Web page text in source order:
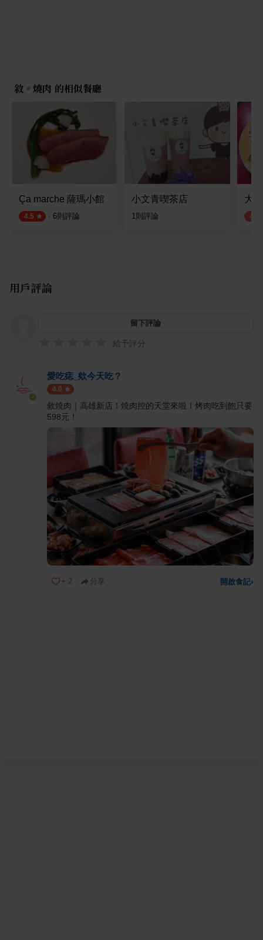
敘。燒肉 的相似餐廳
Ça marche 薩瑪小館
4.5 · 6則評論
小文青喫茶店
1則評論
大
4.0
用戶評論
留下評論
給予評分
愛吃痣_欸今天吃？
4.0
敘燒肉｜高雄新店！燒肉控的天堂來啦！烤肉吃到飽只要
598元！
+ 2 分享 開啟食記›